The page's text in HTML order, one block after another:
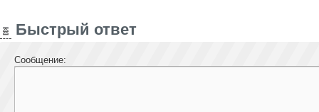
Быстрый ответ
Сообщение: